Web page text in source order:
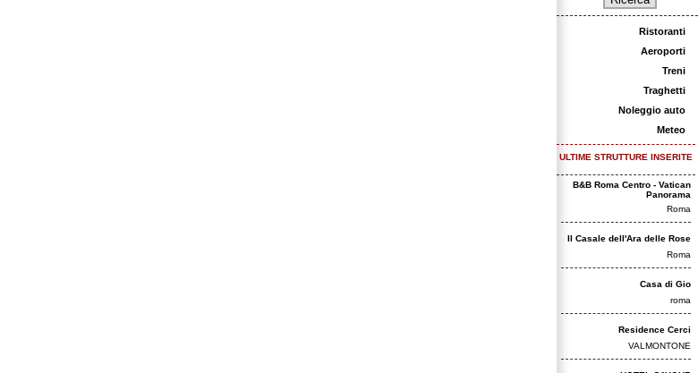
Ristoranti
Aeroporti
Treni
Traghetti
Noleggio auto
Meteo
ULTIME STRUTTURE INSERITE
B&B Roma Centro - Vatican
Panorama
Roma
Il Casale dell'Ara delle Rose
Roma
Casa di Gio
roma
Residence Cerci
VALMONTONE